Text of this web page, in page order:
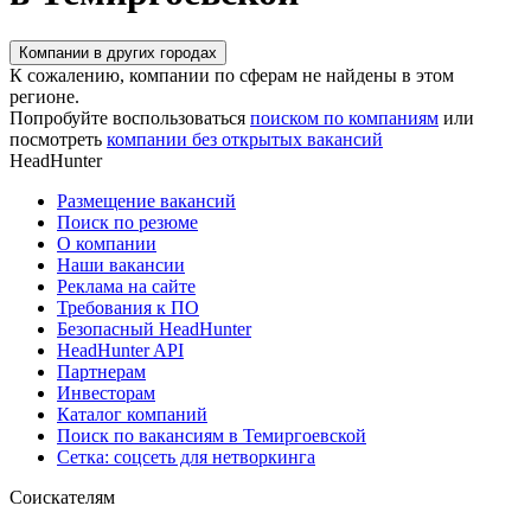
Компании в других городах
К сожалению, компании по сферам не найдены в этом
регионе.
Попробуйте воспользоваться поиском по компаниям или
посмотреть компании без открытых вакансий
HeadHunter
Размещение вакансий
Поиск по резюме
О компании
Наши вакансии
Реклама на сайте
Требования к ПО
Безопасный HeadHunter
HeadHunter API
Партнерам
Инвесторам
Каталог компаний
Поиск по вакансиям в Темиргоевской
Сетка: соцсеть для нетворкинга
Соискателям